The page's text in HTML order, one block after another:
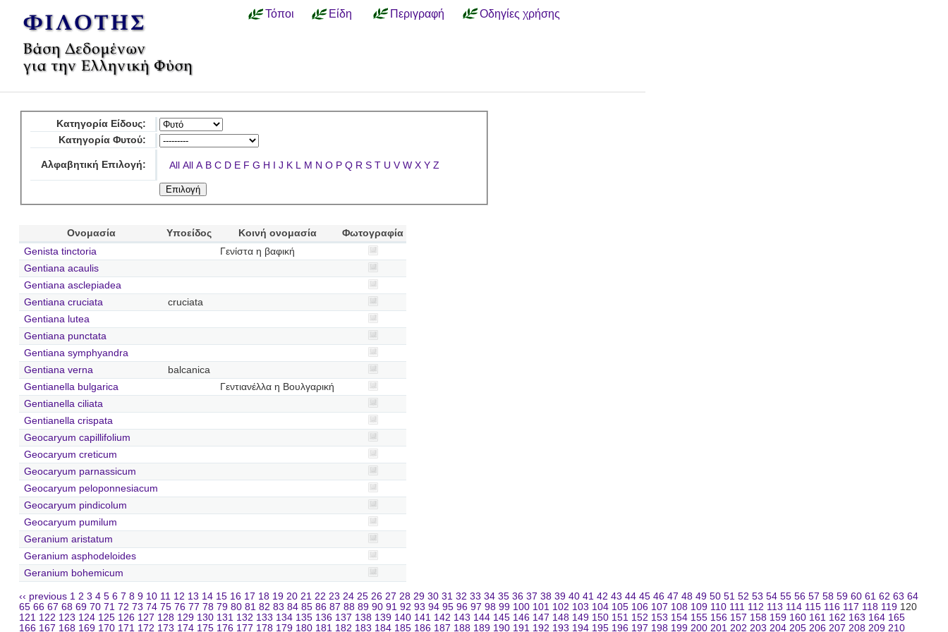
Τόποι Είδη Περιγραφή Οδηγίες χρήσης
Κατηγορία Είδους:
Κατηγορία Φυτού:
Αλφαβητική Επιλογή: All All A B C D E F G H I J K L M N O P Q R S T U V W X Y Z
Ονομασία Υποείδος Κοινή ονομασία
Φωτογραφία
Genista tinctoria
Γενίστα η βαφική
Gentiana acaulis
Gentiana asclepiadea
Gentiana cruciata
cruciata
Gentiana lutea
Gentiana punctata
Gentiana symphyandra
Gentiana verna
balcanica
Gentianella bulgarica
Γεντιανέλλα η Βουλγαρική
Gentianella ciliata
Gentianella crispata
Geocaryum capillifolium
Geocaryum creticum
Geocaryum parnassicum
Geocaryum peloponnesiacum
Geocaryum pindicolum
Geocaryum pumilum
Geranium aristatum
Geranium asphodeloides
Geranium bohemicum
‹‹ previous 1 2 3 4 5 6 7 8 9 10 11 12 13 14 15 16 17 18 19 20 21 22 23 24 25 26 27 28 29 30 31 32 33 34 35 36 37 38 39 40 41 42 43 44 45 46 47 48 49 50 51 52 53 54 55 56 57 58 59 60 61 62 63 64
65 66 67 68 69 70 71 72 73 74 75 76 77 78 79 80 81 82 83 84 85 86 87 88 89 90 91 92 93 94 95 96 97 98 99 100 101 102 103 104 105 106 107 108 109 110 111 112 113 114 115 116 117 118 119 120
121 122 123 124 125 126 127 128 129 130 131 132 133 134 135 136 137 138 139 140 141 142 143 144 145 146 147 148 149 150 151 152 153 154 155 156 157 158 159 160 161 162 163 164 165
166 167 168 169 170 171 172 173 174 175 176 177 178 179 180 181 182 183 184 185 186 187 188 189 190 191 192 193 194 195 196 197 198 199 200 201 202 203 204 205 206 207 208 209 210